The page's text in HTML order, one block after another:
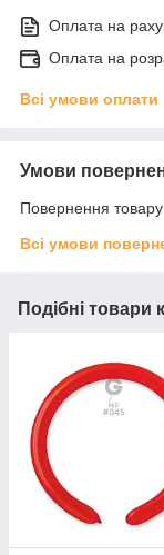
Оплата на
Оплата на
Всі умови оплати
Умови
Повернення
Всі умови
Подібні товари